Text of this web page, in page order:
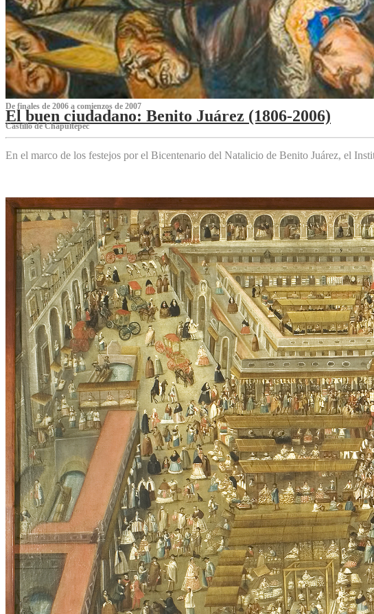
De finales de 2006 a comienzos de 2007
El buen ciudadano: Benito Juárez (1806-2006)
Castillo de Chapultepec
En el marco de los festejos por el Bicentenario del Natalicio de Benito Juárez, el